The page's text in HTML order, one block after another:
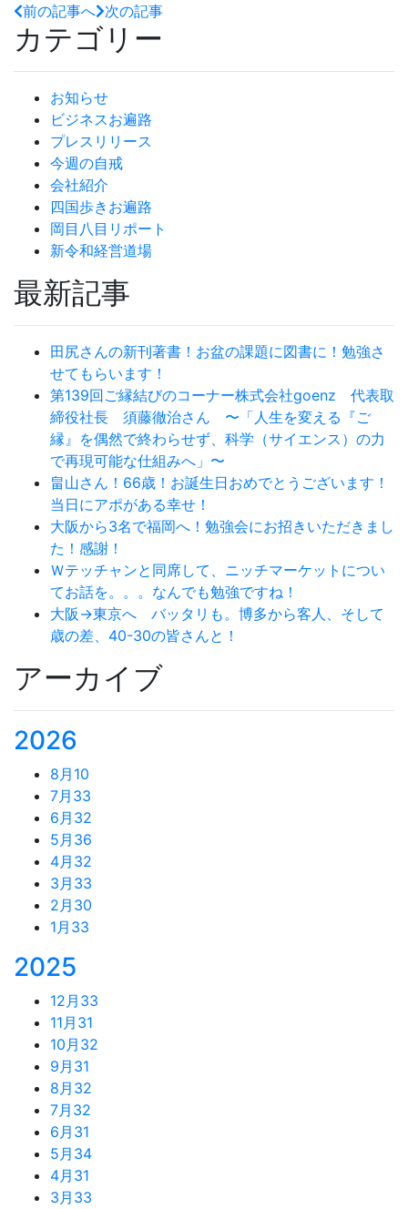
前の記事へ 次の記事
カテゴリー
お知らせ
ビジネスお遍路
プレスリリース
今週の自戒
会社紹介
四国歩きお遍路
岡目八目リポート
新令和経営道場
最新記事
田尻さんの新刊著書！お盆の課題に図書に！勉強さ
せてもらいます！
第139回ご縁結びのコーナー株式会社goenz 代表取
締役社長 須藤徹治さん 〜「人生を変える『ご
縁』を偶然で終わらせず、科学（サイエンス）の力
で再現可能な仕組みへ」〜
畠山さん！66歳！お誕生日おめでとうございます！
当日にアポがある幸せ！
大阪から3名で福岡へ！勉強会にお招きいただきまし
た！感謝！
Ｗテッチャンと同席して、ニッチマーケットについ
てお話を。。。なんでも勉強ですね！
大阪→東京へ バッタリも。博多から客人、そして
歳の差、40-30の皆さんと！
アーカイブ
2026
8月 10
7月 33
6月 32
5月 36
4月 32
3月 33
2月 30
1月 33
2025
12月 33
11月 31
10月 32
9月 31
8月 32
7月 32
6月 31
5月 34
4月 31
3月 33